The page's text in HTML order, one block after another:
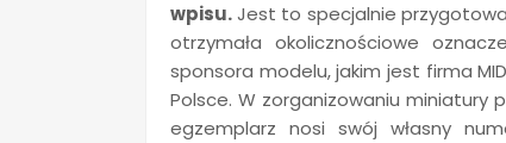
wpisu.Jest to specjalnie
otrzymała okolicznościowe
sponsora modelu, jakim jest firma
Polsce. W zorganizowaniu miniatury
egzemplarz nosi swój własny